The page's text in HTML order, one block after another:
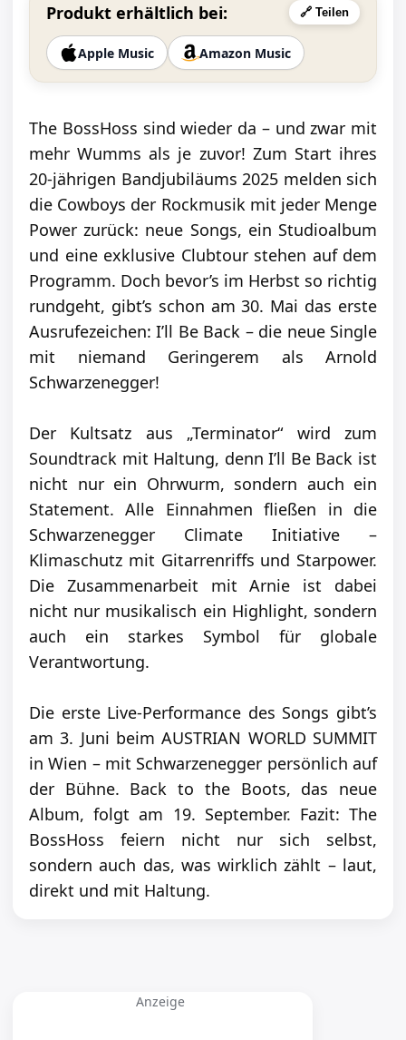
Produkt erhältlich bei: 🔗 Teilen
Apple Music Amazon Music
The BossHoss sind wieder da – und zwar mit
mehr Wumms als je zuvor! Zum Start ihres
20-jährigen Bandjubiläums 2025 melden sich
die Cowboys der Rockmusik mit jeder Menge
Power zurück: neue Songs, ein Studioalbum
und eine exklusive Clubtour stehen auf dem
Programm. Doch bevor’s im Herbst so richtig
rundgeht, gibt’s schon am 30. Mai das erste
Ausrufezeichen: I’ll Be Back – die neue Single
mit niemand Geringerem als Arnold
Schwarzenegger!
Der Kultsatz aus „Terminator“ wird zum
Soundtrack mit Haltung, denn I’ll Be Back ist
nicht nur ein Ohrwurm, sondern auch ein
Statement. Alle Einnahmen fließen in die
Schwarzenegger Climate Initiative –
Klimaschutz mit Gitarrenriffs und Starpower.
Die Zusammenarbeit mit Arnie ist dabei
nicht nur musikalisch ein Highlight, sondern
auch ein starkes Symbol für globale
Verantwortung.
Die erste Live-Performance des Songs gibt’s
am 3. Juni beim AUSTRIAN WORLD SUMMIT
in Wien – mit Schwarzenegger persönlich auf
der Bühne. Back to the Boots, das neue
Album, folgt am 19. September. Fazit: The
BossHoss feiern nicht nur sich selbst,
sondern auch das, was wirklich zählt – laut,
direkt und mit Haltung.
Anzeige